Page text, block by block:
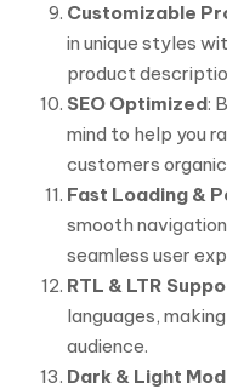
Customizable
in unique styles
product
SEO Optimized:
mind to help you
customers
Fast Loading &
smooth
seamless user
RTL & LTR
languages,
audience.
Dark & Light